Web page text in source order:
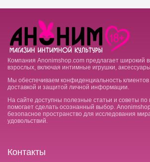
Компания Anonimshop.com предлагает широкий
взрослых, включая интимные игрушки,
Мы обеспечиваем конфиденциальность
доставкой и защитой личной информации.
На сайте доступны полезные статьи и советы по
помогает сделать осознанный выбор.
безопасное пространство для исследования
удовольствий.
Контакты